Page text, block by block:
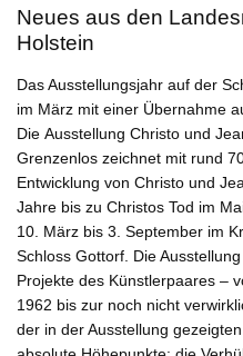
Neues aus den
Holstein
Das Ausstellungsjahr auf der
im März mit einer Übernahme
Die Ausstellung Christo und
Grenzenlos zeichnet mit rund
Entwicklung von Christo und
Jahre bis zu Christos Tod im
10. März bis 3. September im
Schloss Gottorf. Die
Projekte des Künstlerpaares –
1962 bis zur noch nicht
der in der Ausstellung